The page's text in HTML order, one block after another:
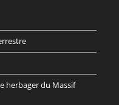
herbager du Massif